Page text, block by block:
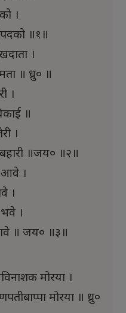
।
॥१॥
।
॥ ध्रु० ॥
।
॥
।
॥जय० ॥२॥
आवे ।
।
।
॥ जय० ॥३॥
मोरया ।
मोरया ॥ ध्रु०